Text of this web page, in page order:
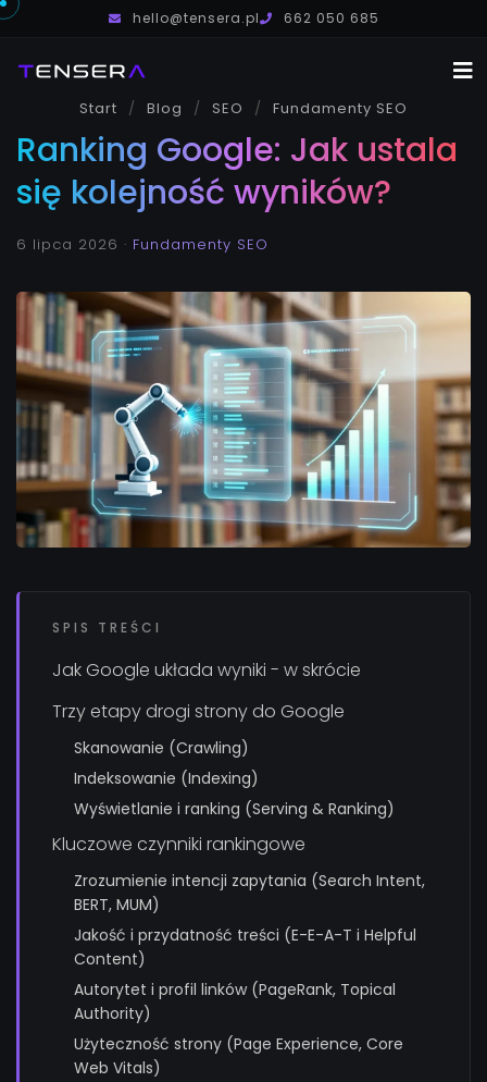
hello@tensera.pl 662 050 685
Usługi
O mnie
Blog
Start Blog SEO Fundamenty SEO
Ranking Google: Jak ustala
się kolejność wyników?
6 lipca 2026 · Fundamenty SEO
SPIS TREŚCI
Jak Google układa wyniki - w skrócie
Trzy etapy drogi strony do Google
Skanowanie (Crawling)
Indeksowanie (Indexing)
Wyświetlanie i ranking (Serving & Ranking)
Kluczowe czynniki rankingowe
Zrozumienie intencji zapytania (Search Intent,
BERT, MUM)
Jakość i przydatność treści (E-E-A-T i Helpful
Content)
Autorytet i profil linków (PageRank, Topical
Authority)
Użyteczność strony (Page Experience, Core
Web Vitals)